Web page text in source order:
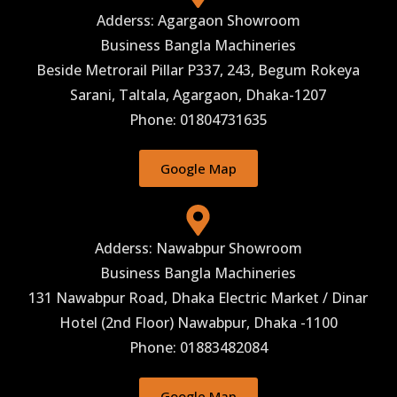
Adderss: Agargaon Showroom
Business Bangla Machineries
Beside Metrorail Pillar P337, 243, Begum Rokeya
Sarani, Taltala, Agargaon, Dhaka-1207
Phone: 01804731635
Google Map
Adderss: Nawabpur Showroom
Business Bangla Machineries
131 Nawabpur Road, Dhaka Electric Market / Dinar
Hotel (2nd Floor) Nawabpur, Dhaka -1100
Phone: 01883482084